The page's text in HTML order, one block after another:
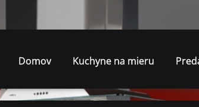
Domov Kuchyne na mieru